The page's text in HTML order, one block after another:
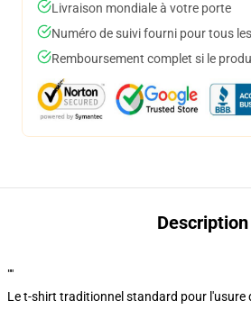
Livraison mondiale à votre porte
Numéro de suivi fourni pour tous
Remboursement complet si le
Description
""
Le t-shirt traditionnel standard pour l'usure